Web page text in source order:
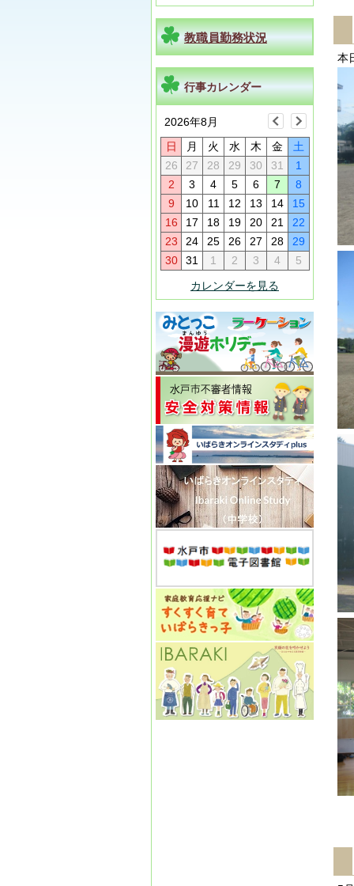
教職員勤務状況
行事カレンダー
2026年8月
日 月 火 水 木 金
土
26
27 28 29 30 31
1
2
3 4 5 6 7
8
9
10 11 12 13 14
15
16
17 18 19 20 21
22
23
24 25 26 27 28
29
30
31 1 2 3 4
5
カレンダーを見る
本